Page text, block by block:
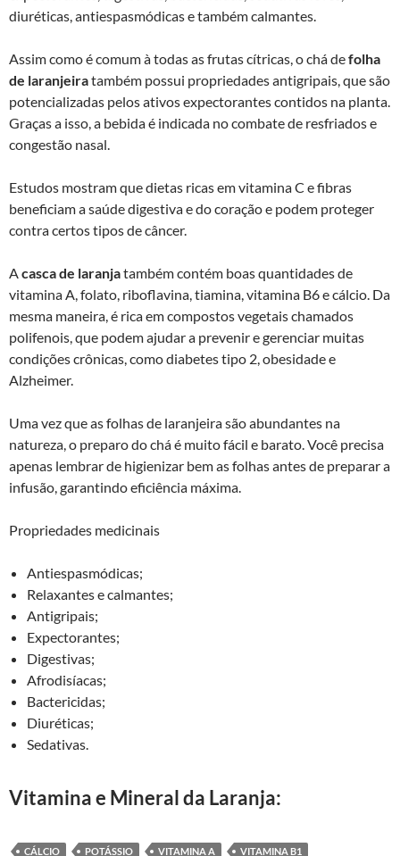
diuréticas, antiespasmódicas e também calmantes.
Assim como é comum à todas as frutas cítricas, o chá defolha
de laranjeiratambém possui propriedades antigripais, que são
potencializadas pelos ativos expectorantes contidos na planta.
Graças a isso, a bebida é indicada no combate de resfriados e
congestão nasal.
Estudos mostram que dietas ricas em vitamina C e fibras
beneficiam a saúde digestiva e do coração e podem proteger
contra certos tipos de câncer.
Acasca de laranjatambém contém boas quantidades de
vitamina A, folato, riboflavina, tiamina, vitamina B6 e cálcio. Da
mesma maneira, é rica em compostos vegetais chamados
polifenois, que podem ajudar a prevenir e gerenciar muitas
condições crônicas, como diabetes tipo 2, obesidade e
Alzheimer.
Uma vez que as folhas de laranjeira são abundantes na
natureza, o preparo do chá é muito fácil e barato. Você precisa
apenas lembrar de higienizar bem as folhas antes de preparar a
infusão, garantindo eficiência máxima.
Propriedades medicinais
Antiespasmódicas;
Relaxantes e calmantes;
Antigripais;
Expectorantes;
Digestivas;
Afrodisíacas;
Bactericidas;
Diuréticas;
Sedativas.
Vitamina e Mineral da Laranja:
CÁLCIO POTÁSSIO VITAMINA A VITAMINA B1